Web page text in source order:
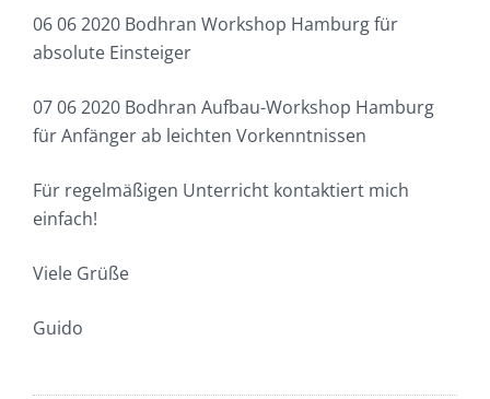
06 06 2020 Bodhran Workshop Hamburg für
absolute Einsteiger
07 06 2020 Bodhran Aufbau-Workshop Hamburg
für Anfänger ab leichten Vorkenntnissen
Für regelmäßigen Unterricht kontaktiert mich
einfach!
Viele Grüße
Guido